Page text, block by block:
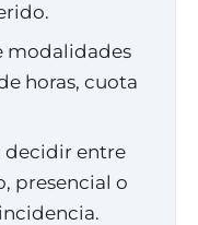
modalidades
horas, cuota
decidir entre
presencial o